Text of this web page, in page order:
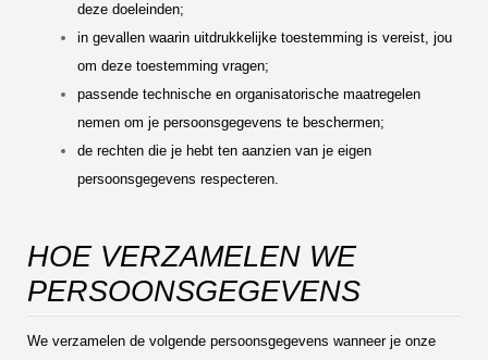
deze doeleinden;
in gevallen waarin uitdrukkelijke toestemming is vereist, jou
om deze toestemming vragen;
passende technische en organisatorische maatregelen
nemen om je persoonsgegevens te beschermen;
de rechten die je hebt ten aanzien van je eigen
persoonsgegevens respecteren.
HOE VERZAMELEN WE
PERSOONSGEGEVENS
We verzamelen de volgende persoonsgegevens wanneer je onze